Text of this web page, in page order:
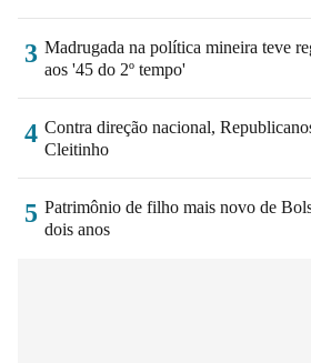
3 Madrugada na política mineira teve
aos '45 do 2º tempo'
4 Contra direção nacional,
Cleitinho
5 Patrimônio de filho mais novo de
dois anos